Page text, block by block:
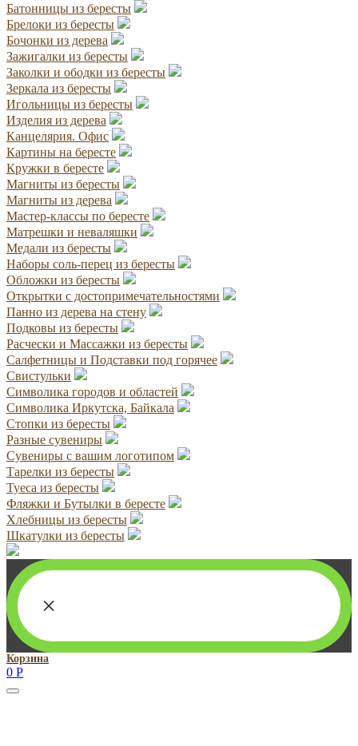
Батонницы из бересты
Брелоки из бересты
Бочонки из дерева
Зажигалки из бересты
Заколки и ободки из бересты
Зеркала из бересты
Игольницы из бересты
Изделия из дерева
Канцелярия. Офис
Картины на бересте
Кружки в бересте
Магниты из бересты
Магниты из дерева
Мастер-классы по бересте
Матрешки и неваляшки
Медали из бересты
Наборы соль-перец из бересты
Обложки из бересты
Открытки с достопримечательностями
Панно из дерева на стену
Подковы из бересты
Расчески и Массажки из бересты
Салфетницы и Подставки под горячее
Свистульки
Символика городов и областей
Символика Иркутска, Байкала
Стопки из бересты
Разные сувениры
Сувениры с вашим логотипом
Тарелки из бересты
Туеса из бересты
Фляжки и Бутылки в бересте
Хлебницы из бересты
Шкатулки из бересты
×
Корзина
0 Р